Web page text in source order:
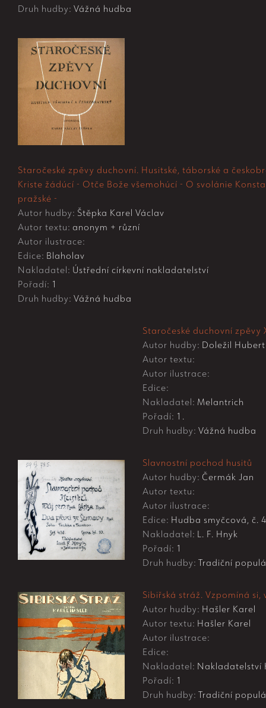
Druh hudby: Vážná hudba
Staročeské zpěvy duchovní. Husitské, táborské a
Kriste žádúcí - Otče Bože všemohúcí - O svolánie
pražské -
Autor hudby: Štěpka Karel Václav
Autor textu: anonym + různí
Autor ilustrace:
Edice: Blaholav
Nakladatel: Ústřední církevní nakladatelství
Pořadí: 1
Druh hudby: Vážná hudba
Staročeské duchovní zpěvy
Autor hudby: Doležil Hubert
Autor textu:
Autor ilustrace:
Edice:
Nakladatel: Melantrich
Pořadí: 1.
Druh hudby: Vážná hudba
Slavnostní pochod husitů
Autor hudby: Čermák Jan
Autor textu:
Autor ilustrace:
Edice: Hudba smyčcová, č.
Nakladatel: L. F. Hnyk
Pořadí: 1
Druh hudby: Tradiční
Sibiřská stráž. Vzpomíná si,
Autor hudby: Hašler Karel
Autor textu: Hašler Karel
Autor ilustrace:
Edice:
Nakladatel: Nakladatelství
Pořadí: 1
Druh hudby: Tradiční